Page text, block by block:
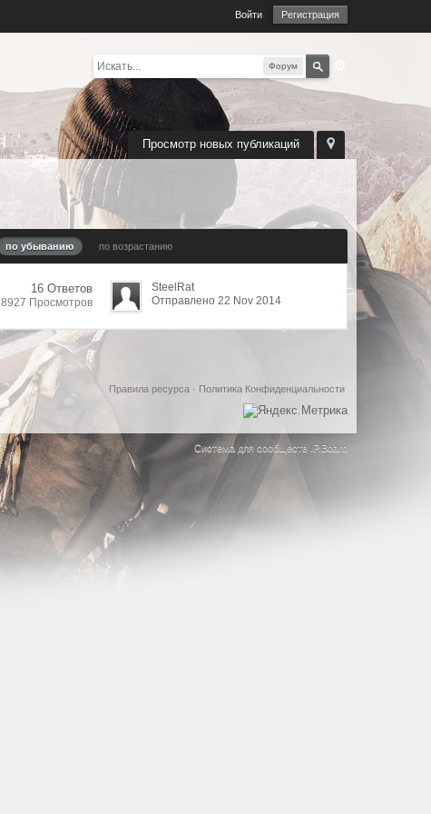
Войти Регистрация
Форум
Просмотр новых публикаций
по убыванию по возрастанию
16 Ответов
8927 Просмотров
SteelRat
Отправлено 22 Nov 2014
Политика Конфиденциальности
Правила ресурса ·
Система для сообществ IP.Board